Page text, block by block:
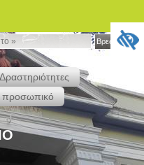
Βρες το »
Δραστηριότητες
προσωπικό